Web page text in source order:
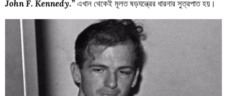
John F. Kennedy.”এখান থেকেই মূলত ষড়যন্ত্রের ধারনার সুত্রপাত হয়।